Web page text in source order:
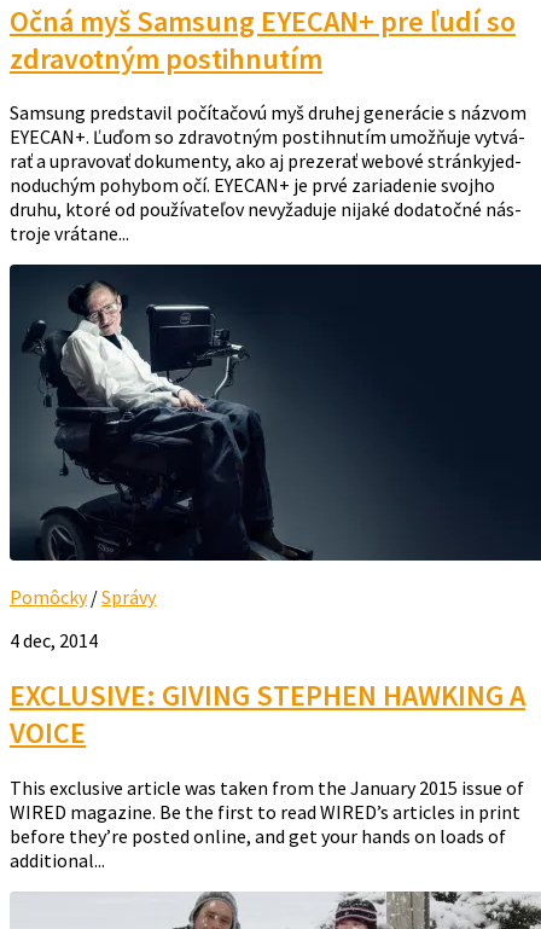
Očná myš Samsung EYECAN+ pre ľudí so
zdravotným postihnutím
Sam­sung pred­sta­vil po­čí­ta­čo­vú myš dru­hej ge­ne­rá­cie s náz­vom
EYECAN+. Ľuďom so zdra­vot­ným pos­tih­nu­tím umož­ňu­je vy­tvá­
rať a up­ra­vo­vať do­ku­men­ty, ako aj pre­ze­rať webo­vé strán­kyjed­
no­du­chým po­hy­bom očí. EYECAN+ je pr­vé za­ria­de­nie svoj­ho
dru­hu, kto­ré od pou­ží­va­te­ľov ne­vy­ža­du­je ni­ja­ké do­da­toč­né nás­
tro­je vrá­ta­ne...
Pomôcky/Správy
4 dec, 2014
EXCLUSIVE: GIVING STEPHEN HAWKING A
VOICE
This exclusive article was taken from the January 2015 issue of
WIRED magazine. Be the first to read WIRED’s articles in print
before they’re posted online, and get your hands on loads of
additional...